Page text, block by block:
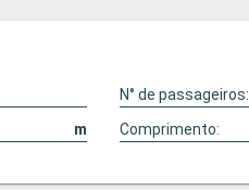
N° de passageiros:
m Comprimento: